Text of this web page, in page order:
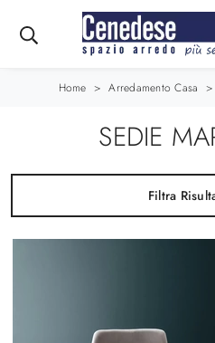
Home > Arredamento Casa >
SEDIE
Filtra